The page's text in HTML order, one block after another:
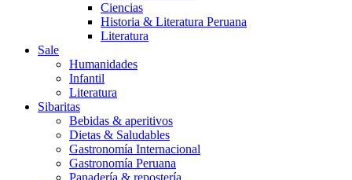
Ciencias
Historia & Literatura Peruana
Literatura
Sale
Humanidades
Infantil
Literatura
Sibaritas
Bebidas & aperitivos
Dietas & Saludables
Gastronomía Internacional
Gastronomía Peruana
Panadería & repostería